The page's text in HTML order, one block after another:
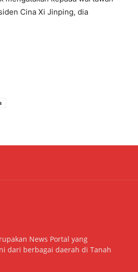
Cina Xi Jinping, dia
News Portal yang
dari berbagai daerah di Tanah